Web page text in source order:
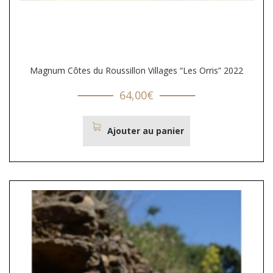
Magnum Côtes du Roussillon Villages “Les Orris” 2022
64,00€
Ajouter au panier